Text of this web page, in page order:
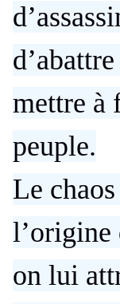
mettre à
peuple.
Le
l’origine
on lui